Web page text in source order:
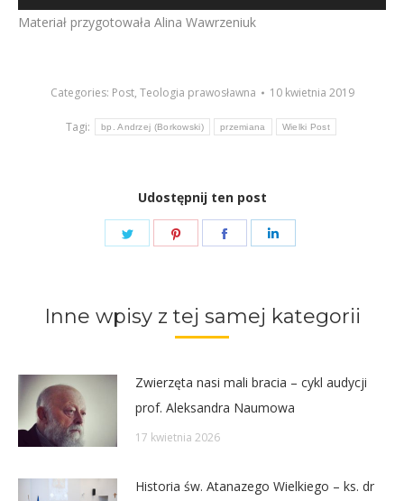
plików
dźwiękowych
Materiał przygotowała Alina Wawrzeniuk
Categories: Post, Teologia prawosławna 10 kwietnia 2019
Tagi: bp. Andrzej (Borkowski) przemiana Wielki Post
Udostępnij ten post
Share
Share
Share
Inne wpisy z tej samej kategorii
Zwierzęta nasi mali bracia – cykl audycji
prof. Aleksandra Naumowa
17 kwietnia 2026
Historia św. Atanazego Wielkiego – ks. dr